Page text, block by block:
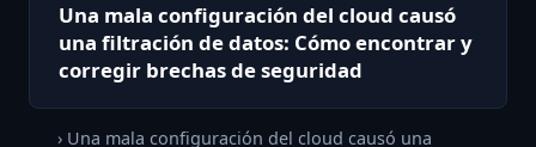
Una mala configuración del cloud causó
una filtración de datos: Cómo encontrar y
corregir brechas de seguridad
› Una mala configuración del cloud causó una